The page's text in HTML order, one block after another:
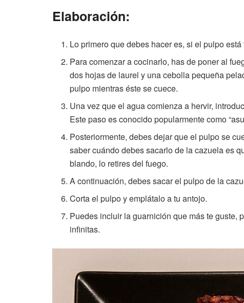
Elaboración:
Lo primero que debes hacer es, si el pulpo
Para comenzar a cocinarlo, has de poner al
dos hojas de laurel y una cebolla pequeña
pulpo mientras éste se cuece.
Una vez que el agua comienza a hervir,
Este paso es conocido popularmente como
Posteriormente, debes dejar que el pulpo se
saber cuándo debes sacarlo de la cazuela es
blando, lo retires del fuego.
A continuación, debes sacar el pulpo de la
Corta el pulpo y emplátalo a tu antojo.
Puedes incluir la guarnición que más te
infinitas.